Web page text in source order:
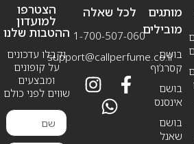
מותגים
מובילים
בושם
קסרג’וף
בושם
אינסנס
בושם
שאנל
לכל שאלה
1-700-507-060
support@callperfume.co.il
הצטרפו
למועדון
ההטבות שלנו
וקבלו עדכונים
על קופונים
ומבצעים
שווים לפני כולם